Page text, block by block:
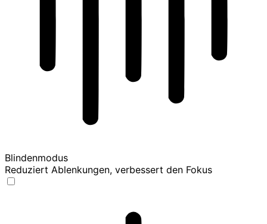
Blindenmodus
Reduziert Ablenkungen, verbessert den Fokus